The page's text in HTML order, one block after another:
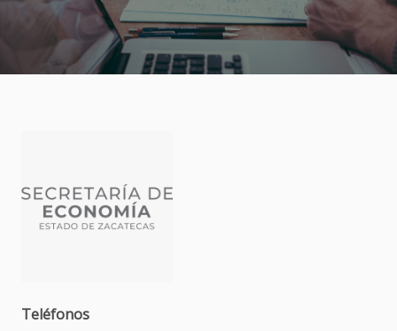
Teléfonos